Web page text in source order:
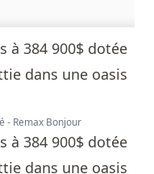
- Remax Bonjour